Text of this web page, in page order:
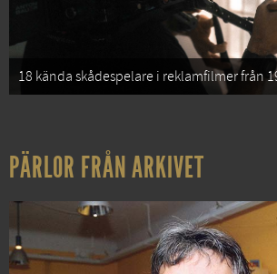
18 kända skådespelare i reklamfilmer från
PÄRLOR FRÅN ARKIVET